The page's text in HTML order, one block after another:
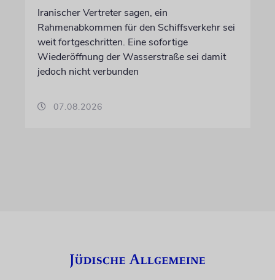
Iranischer Vertreter sagen, ein
Rahmenabkommen für den Schiffsverkehr sei
weit fortgeschritten. Eine sofortige
Wiederöffnung der Wasserstraße sei damit
jedoch nicht verbunden
07.08.2026